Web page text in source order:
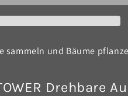
sammeln und Bäume
Drehbare